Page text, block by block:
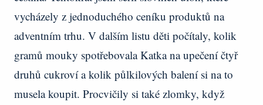
vycházely z jednoduchého ceníku produktů na
adventním trhu. V dalším listu děti počítaly, kolik
gramů mouky spotřebovala Katka na upečení čtyř
druhů cukroví a kolik půlkilových balení si na to
musela koupit. Procvičily si také zlomky, když